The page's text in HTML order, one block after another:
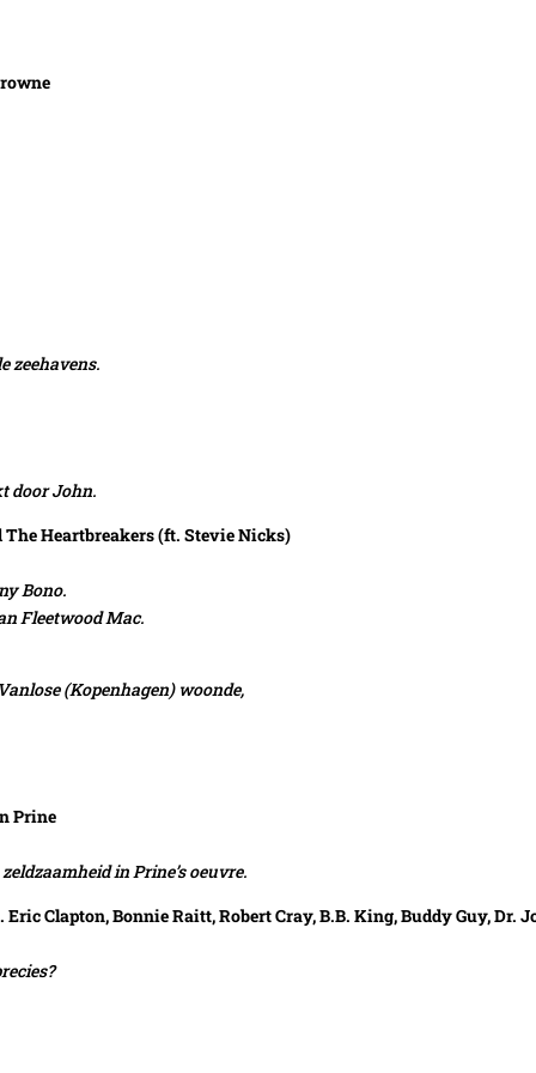
zeehavens.
door John.
Heartbreakers (ft. Stevie Nicks)
Bono.
Fleetwood Mac.
(Kopenhagen) woonde,
Prine
in Prine’s oeuvre.
Clapton, Bonnie Raitt, Robert Cray, B.B. King, Buddy Guy, Dr.